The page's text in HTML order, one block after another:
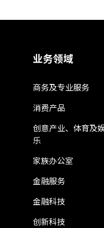
业务领域
商务及专业服务
消费产品
创意产业、体育及
乐
家族办公室
金融服务
金融科技
创新科技